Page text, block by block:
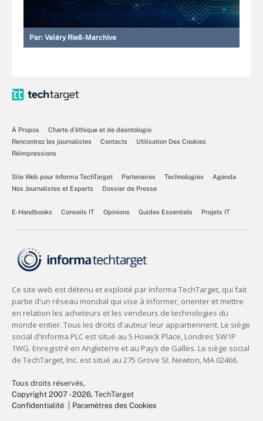
Par: Valéry Rieß-Marchive
À Propos
Charte d’éthique et de déontologie
Rencontrez les journalistes
Contacts
Utilisation Des Cookies
Réimpressions
Site Web pour Informa TechTarget Partenaires Technologies
Agenda
Nos Journalistes et Experts
Dossier de Presse
E-Handbooks Conseils IT Opinions Guides Essentiels Projets IT
Tous droits réservés,
Copyright 2007 - 2026, TechTarget
Confidentialité
Paramètres des Cookies